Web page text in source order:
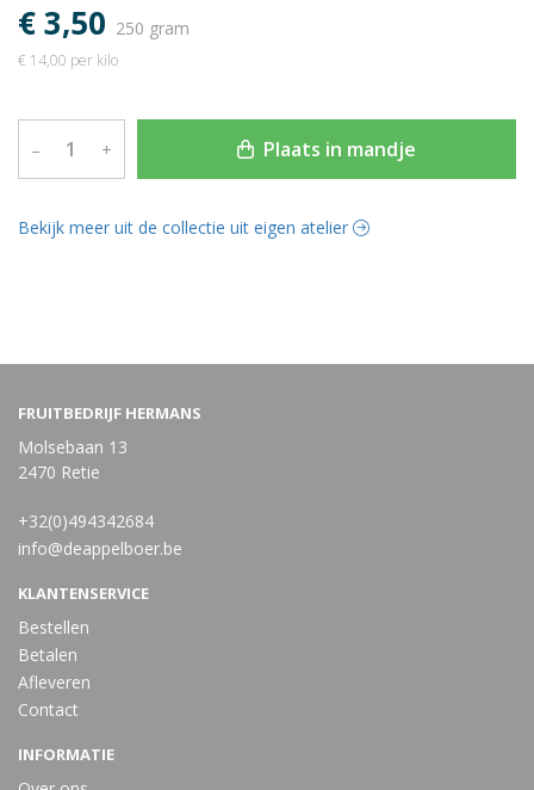
€ 3,50 250 gram
€ 14,00 per kilo
– + Plaats in mandje
Bekijk meer uit de collectie uit eigen atelier
FRUITBEDRIJF HERMANS
Molsebaan 13
2470 Retie
+32(0)494342684
info@deappelboer.be
KLANTENSERVICE
Bestellen
Betalen
Afleveren
Contact
INFORMATIE